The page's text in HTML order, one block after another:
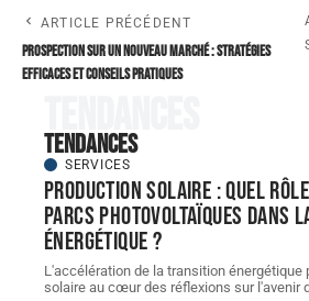
ARTICLE PRÉCÉDENT
Prospection sur un nouveau marché : stratégies
efficaces et conseils pratiques
Tendances
SERVICES
Production solaire : quel
parcs photovoltaïques dans
énergétique ?
L'accélération de la transition énergétique
solaire au cœur des réflexions sur l'avenir